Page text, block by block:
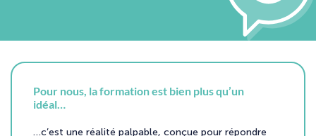
Pour nous, la formation est bien plus qu’un
idéal…
…c’est une réalité palpable, conçue pour répondre